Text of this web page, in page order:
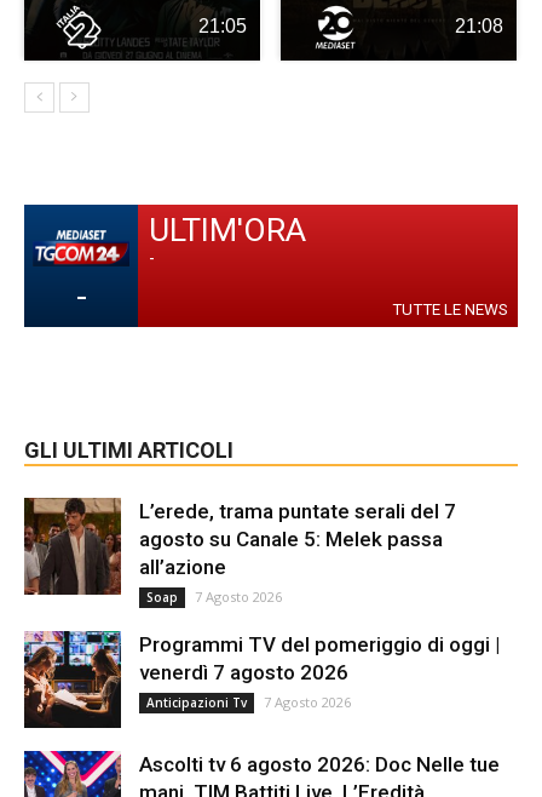
21:05 21:08
-
ULTIM'ORA
-
TUTTE LE NEWS
GLI ULTIMI ARTICOLI
L’erede, trama puntate serali del 7
agosto su Canale 5: Melek passa
all’azione
Soap 7 Agosto 2026
Programmi TV del pomeriggio di oggi |
venerdì 7 agosto 2026
Anticipazioni Tv 7 Agosto 2026
Ascolti tv 6 agosto 2026: Doc Nelle tue